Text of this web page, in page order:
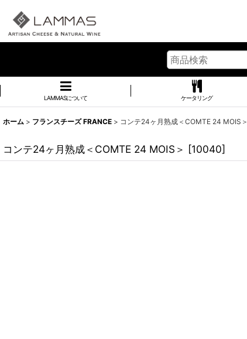
LAMMASについて ケータリング
ホーム > フランスチーズ FRANCE > コンテ24ヶ月熟成＜COMTE 24 MOIS＞
コンテ24ヶ月熟成＜COMTE 24 MOIS＞ [10040]